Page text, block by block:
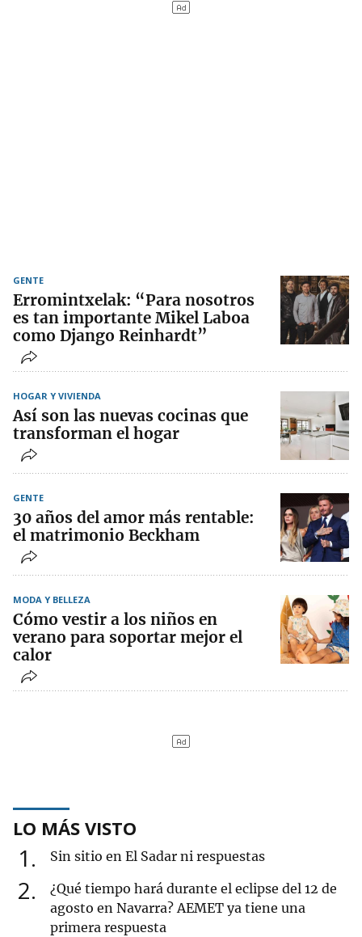
GENTE
Erromintxelak: “Para nosotros
es tan importante Mikel Laboa
como Django Reinhardt”
HOGAR Y VIVIENDA
Así son las nuevas cocinas que
transforman el hogar
GENTE
30 años del amor más rentable:
el matrimonio Beckham
MODA Y BELLEZA
Cómo vestir a los niños en
verano para soportar mejor el
calor
LO MÁS VISTO
1 Sin sitio en El Sadar ni respuestas
2
¿Qué tiempo hará durante el eclipse del 12 de
agosto en Navarra? AEMET ya tiene una
primera respuesta